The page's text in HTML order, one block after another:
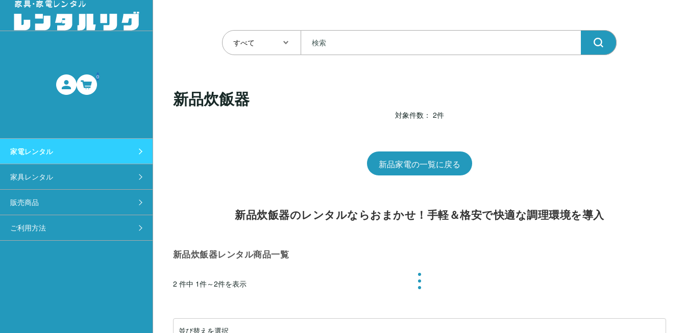
0
家電レンタル
家具レンタル
販売商品
ご利用方法
新品炊飯器
対象件数： 2件
新品家電の一覧に戻る
新品炊飯器のレンタルならおまかせ！手軽＆格安で快適な調理環境を導入
新品炊飯器レンタル商品一覧
2 件中 1件～2件を表示